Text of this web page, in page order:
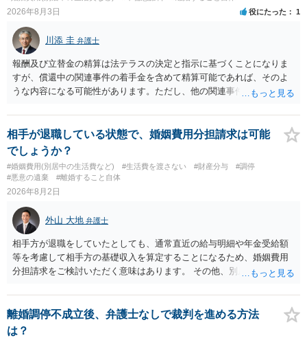
条件を全部丸呑みする、という方法しかないかもしれません）。た
だ、離婚訴訟をしたくないという考えを見透かされてしまうと、逆に
足下を見られてしまいますので、注意する必要があります。 夫が離婚
に抵抗する可能性が高いのであれば、むしろ淡々と調停不成立にして
離婚訴訟で離婚原因を主張し、判決へ持っていく方が近道であること
も少なくありません。見通し等を含め、弁護士へ相談・依頼した方が
よいと思います。
2026年8月3日 役にたった 1
川添 圭 弁護士
報酬及び立替金の精算は法テラスの決定と指示に基づくことになりま
すが、償還中の関連事件の着手金を含めて精算可能であれば、そのよ
うな内容になる可能性があります。ただし、他の関連事件でも相手方
情によって対応が違いますので、法テラスへお尋ねいただいた方が確
実です。
相手が退職している状態で、婚姻費用分担請求は可能
でしょうか？
#婚姻費用(別居中の生活費など) #生活費を渡さない #財産分与
#調停
#悪意の遺棄
#離婚すること自体
2026年8月2日
外山 大地 弁護士
相手方が退職をしていたとしても、通常直近の給与明細や年金受給額
等を考慮して相手方の基礎収入を算定することになるため、婚姻費用
分担請求をご検討いただく意味はあります。 その他、別居の経緯、質
て、ご検討いただくのが良いかと思います。
離婚調停不成立後、弁護士なしで裁判を進める方法
は？